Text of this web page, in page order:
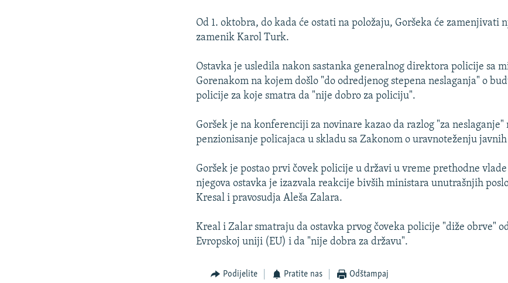
Od 1. oktobra, do kada će ostati na položaju, Goršeka će zamenjivati
zamenik Karol Turk.
Ostavka je usledila nakon sastanka generalnog direktora policije sa
Gorenakom na kojem došlo "do odredjenog stepena neslaganja" o
policije za koje smatra da "nije dobro za policiju".
Goršek je na konferenciji za novinare kazao da razlog "za
penzionisanje policajaca u skladu sa Zakonom o uravnoteženju
Goršek je postao prvi čovek policije u državi u vreme prethodne
njegova ostavka je izazvala reakcije bivših ministara unutrašnjih
Kresal i pravosudja Aleša Zalara.
Kreal i Zalar smatraju da ostavka prvog čoveka policije "diže obrve"
Evropskoj uniji (EU) i da "nije dobra za državu".
Podijelite Pratite nas Odštampaj